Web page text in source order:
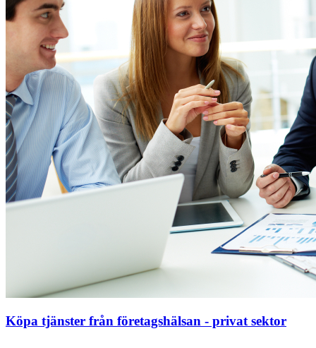
Köpa tjänster från företagshälsan - privat sektor